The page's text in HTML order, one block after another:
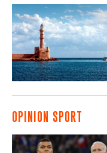
OPINION SPORT